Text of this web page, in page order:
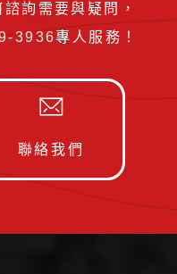
詢需要與疑問，
3936專人服務！
聯絡我們